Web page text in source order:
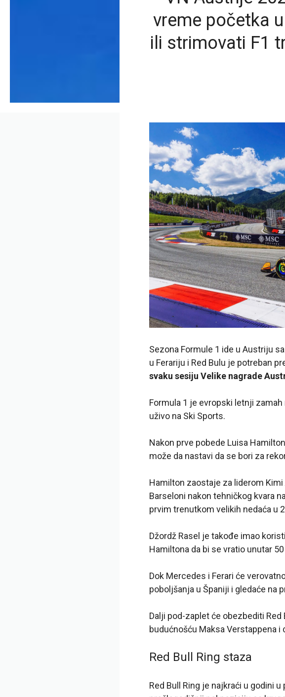
vreme početka
ili strimovati F1
Sezona Formule 1 ide u Austriju
u Ferariju i Red Bulu je potreban
svaku sesiju Velike nagrade
Formula 1 je evropski letnji
uživo na Ski Sports.
Nakon prve pobede Luisa
može da nastavi da se bori za
Hamilton zaostaje za liderom
Barseloni nakon tehničkog kvara
prvim trenutkom velikih nedaća u
Džordž Rasel je takođe imao
Hamiltona da bi se vratio unutar
Dok Mercedes i Ferari će
poboljšanja u Španiji i gledaće na
Dalji pod-zaplet će obezbediti
budućnošću Maksa Verstappena i
Red Bull Ring staza
Red Bull Ring je najkraći u godini